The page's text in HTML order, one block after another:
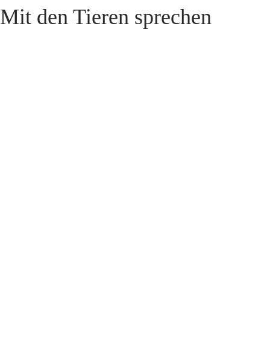
Mit den Tieren sprechen